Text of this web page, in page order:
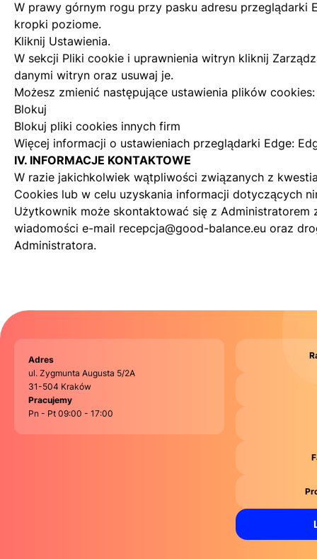
W prawy górnym rogu przy pasku adresu przeglądarki
kropki poziome.
Kliknij Ustawienia.
W sekcji Pliki cookie i uprawnienia witryn kliknij
danymi witryn oraz usuwaj je.
Możesz zmienić następujące ustawienia plików cookies:
Blokuj
Blokuj pliki cookies innych firm
Więcej informacji o ustawieniach przeglądarki Edge:
IV. INFORMACJE KONTAKTOWE
W razie jakichkolwiek wątpliwości związanych z
Cookies lub w celu uzyskania informacji dotyczących
Użytkownik może skontaktować się z Administratorem
wiadomości e-mail recepcja@good-balance.eu oraz
Administratora.
Adres
ul. Zygmunta Augusta 5/2A
31-504 Kraków
Pracujemy
Pn - Pt 09:00 - 17:00